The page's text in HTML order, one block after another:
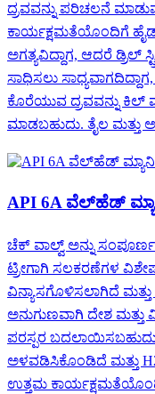
ದ್ರವವನ್ನು ಪರಿಚಲನೆ
ಕಾರ್ಯಕ್ಷಮತೆಯೊಂದಿಗೆ
ಅಗತ್ಯವಿದ್ದಾಗ, ಆದರೆ ಡ್ರಿಲ್
ಸಾಧಿಸಲು
ಕೊರೆಯುವ ದ್ರವವನ್ನು
ಮಾಡಬಹುದು. ತೈಲ ಮತ್ತು
API 6A ವೆಲ್‌ಹೆಡ್
ಚೆಕ್ ವಾಲ್ವ್ ಅನ್ನು
ಟ್ರೀಗಾಗಿ ಸಲಕರಣೆಗಳ
ವಿನ್ಯಾಸಗೊಳಿಸಲಾಗಿದೆ ಮತ್ತು
ಅನುಗುಣವಾಗಿ ದೇಶ
ಪರಸ್ಪರ
ಅಳವಡಿಸಿಕೊಂಡಿದೆ ಮತ್ತು
ಉತ್ತಮ